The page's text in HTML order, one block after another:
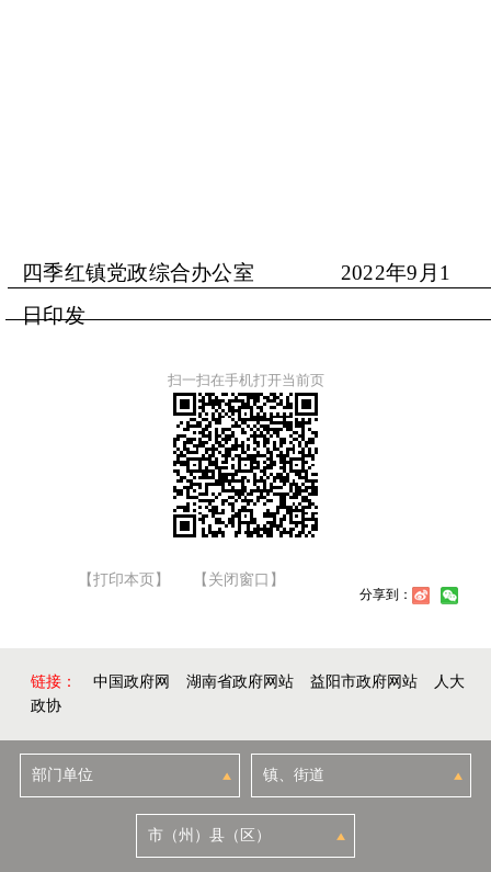
四季红镇党政综合办公室 2022年9 月 1
日印发
扫一扫在手机打开当前页
【打印本页】 【关闭窗口】
分享到：
链接： 中国政府网 湖南省政府网站 益阳市政府网站
人大
政协